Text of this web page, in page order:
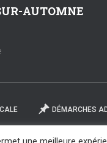
AUTOMNE
DÉMARCHES